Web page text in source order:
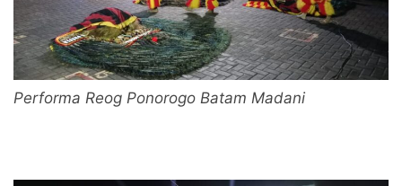
Performa Reog Ponorogo Batam Madani